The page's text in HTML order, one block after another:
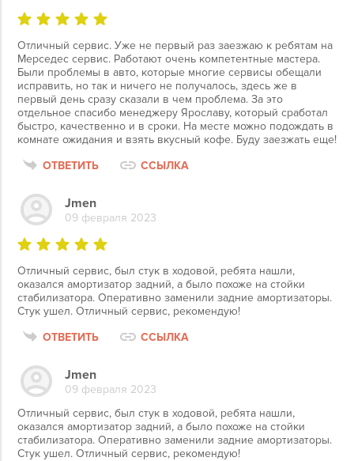
Отличный сервис. Уже не первый раз заезжаю к ребятам на
Мерседес сервис. Работают очень компетентные мастера.
Были проблемы в авто, которые многие сервисы обещали
исправить, но так и ничего не получалось, здесь же в
первый день сразу сказали в чем проблема. За это
отдельное спасибо менеджеру Ярославу, который сработал
быстро, качественно и в сроки. На месте можно подождать в
комнате ожидания и взять вкусный кофе. Буду заезжать еще!
ОТВЕТИТЬ
ССЫЛКА
Jmen
09 февраля 2023
Отличный сервис, был стук в ходовой, ребята нашли,
оказался амортизатор задний, а было похоже на стойки
стабилизатора. Оперативно заменили задние амортизаторы.
Стук ушел. Отличный сервис, рекомендую!
ОТВЕТИТЬ
ССЫЛКА
Jmen
09 февраля 2023
Отличный сервис, был стук в ходовой, ребята нашли,
оказался амортизатор задний, а было похоже на стойки
стабилизатора. Оперативно заменили задние амортизаторы.
Стук ушел. Отличный сервис, рекомендую!